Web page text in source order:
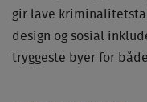
gir lave
design og sosial
tryggeste byer for